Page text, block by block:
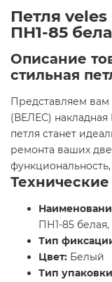
Петля
ПН1-85
Описание
стильная
Представляем
(ВЕЛЕС)
петля станет
ремонта ваших
ПН1-85
Тип
Цвет: Белый
Тип